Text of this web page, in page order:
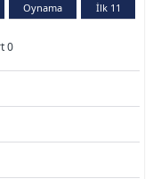
Oynama İlk 11
0